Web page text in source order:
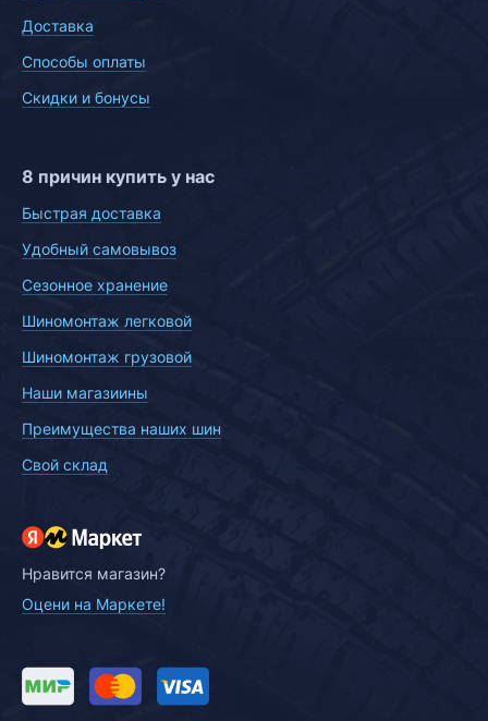
Доставка
Способы оплаты
Скидки и бонусы
8 причин купить у нас
Быстрая доставка
Удобный самовывоз
Сезонное хранение
Шиномонтаж легковой
Шиномонтаж грузовой
Наши магазиины
Преимущества наших шин
Свой склад
Нравится магазин?
Оцени на Маркете!